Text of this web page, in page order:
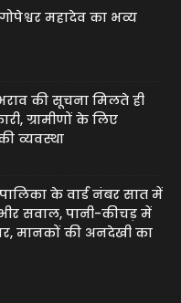
महादेव का भव्य
की सूचना मिलते ही
ग्रामीणों के लिए
व्यवस्था
के वार्ड नंबर सात में
सवाल, पानी-कीचड़ में
मानकों की अनदेखी का